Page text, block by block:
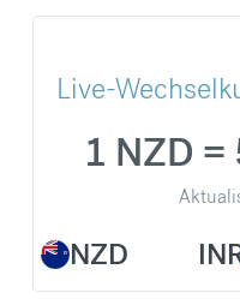
Live-
NZD
1 NZD